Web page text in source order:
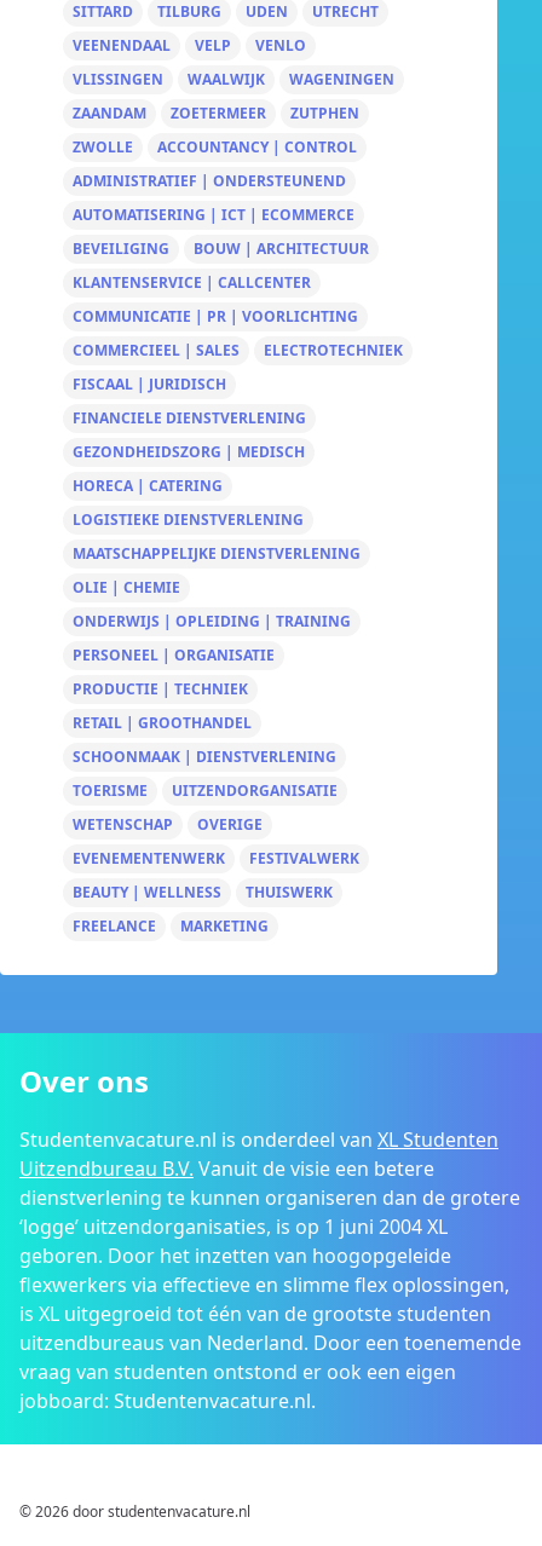
SITTARD
TILBURG UDEN
UTRECHT
VEENENDAAL
VELP
VENLO
VLISSINGEN
WAALWIJK
WAGENINGEN
ZAANDAM
ZOETERMEER
ZUTPHEN
ZWOLLE
ACCOUNTANCY | CONTROL
ADMINISTRATIEF | ONDERSTEUNEND
AUTOMATISERING | ICT | ECOMMERCE
BEVEILIGING
BOUW | ARCHITECTUUR
KLANTENSERVICE | CALLCENTER
COMMUNICATIE | PR | VOORLICHTING
COMMERCIEEL | SALES
ELECTROTECHNIEK
FISCAAL | JURIDISCH
FINANCIELE DIENSTVERLENING
GEZONDHEIDSZORG | MEDISCH
HORECA | CATERING
LOGISTIEKE DIENSTVERLENING
MAATSCHAPPELIJKE DIENSTVERLENING
OLIE | CHEMIE
ONDERWIJS | OPLEIDING | TRAINING
PERSONEEL | ORGANISATIE
PRODUCTIE | TECHNIEK
RETAIL | GROOTHANDEL
SCHOONMAAK | DIENSTVERLENING
TOERISME
UITZENDORGANISATIE
WETENSCHAP
OVERIGE
EVENEMENTENWERK
FESTIVALWERK
BEAUTY | WELLNESS
THUISWERK
FREELANCE
MARKETING
Over ons
Studentenvacature.nl is onderdeel van XL Studenten
Uitzendbureau B.V. Vanuit de visie een betere
dienstverlening te kunnen organiseren dan de grotere
‘logge’ uitzendorganisaties, is op 1 juni 2004 XL
geboren. Door het inzetten van hoogopgeleide
flexwerkers via effectieve en slimme flex oplossingen,
is XL uitgegroeid tot één van de grootste studenten
uitzendbureaus van Nederland. Door een toenemende
vraag van studenten ontstond er ook een eigen
jobboard: Studentenvacature.nl.
© 2026 door studentenvacature.nl